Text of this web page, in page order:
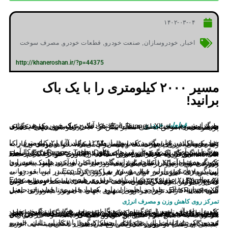
۱۴۰۲-۰۳-۰۴
اخبار , خودروسازان, صنعت خودرو, قطعات خودرو, مصرف سوخت
http://khaneroshan.ir/?p=44375
مسیر ۲۰۰۰ کیلومتری را با یک باک
برانید!
به گزارشقطعات خودرو به نقل از اقتصادآنلاین، یک خودروی هیدروژنی جدید موسوم به Eco-Runner XII در فکر شکستن رکورد جهانی طولانی‌ترین مسافت طی شده با یک باک هیدروژن، بدون سوخت‌گیری مجدد است تا موفق به طی مسیر بیش از ۲۰۰۰ کیلومتری تنها با یک باک پر شود.
خودرویی را در نظر بگیرید که بیش از ۱۲۴۲ مایل (۲۰۰۰ کیلومتر) را با تنها یک باک پر از سوخت هیدروژنی طی می‌کند. آیا این موضوع، یک تغییر خوشایند برای جهانی که با چالش‌های تغییرات آب و هوایی و نیاز به راه حل‌های انرژی پایدار دست و پنجه نرم می‌کند، نخواهد بود؟
به گزارش آی‌ای، درنوردیدن مرزهای فناوری‌های در حوزه انرژی کارآمد، هدفی است که یک گروه موسوم به Eco-Runner Team Delft را نیرو می‌دهد، گروهی که هدف آن ثبت یک رکورد جهانی جدید برای یک وسیله نقلیه هیدروژنی است که دورترین مسافت را بدون سوخت‌گیری مجدد طی کند. این گروه به تازگی آخرین نسخه از فناوری خود را با نام Eco-Runner XII عرضه کرده است.
یک گروه شامل ۲۳ دانشجو از دانشگاه صنعتی دلفت در هلند، پشت این پروژه هستند. آنها هر سال سعی می‌کنند طراحی و آیرودینامیک خودروی کوچک شهری خود را که با موتور هیدروژنی کار می‌کند، بهبود ببخشند تا رکوردی تازه از خود برجای بگذارند.
این گروه با نمونه اولیه خود موسوم به Eco-Runner I در مسابقه جهانی بهینه سازی انرژی در سال ۲۰۰۵ شرکت کرد. سپس این خودرو به پیمایش ۵۵۷ کیلومتر در ازای هر لیتر هیدروژن رسید.
در سال ۲۰۲۲ دومین نسخه از این خودروی هیدروژنی موسوم به Eco-Runner XI به عدد ۳۳۹۶ کیلومتر به ازای هر لیتر دست یافت و همچنین رکورد جهانی طولانی‌ترین مسافت طی شده با یک وسیله نقلیه هیدروژنی را با رانندگی بدون توقف به مدت ۳۶ ساعت و طی کردن ۱۱۹۶ کیلومتر به ثبت رساند.
گروه سازنده این خودرو اطمینان دارد که با خودروی جدید خود یعنی Eco-Runner XII، طراحی خود را بهبود بخشیده است تا اطمینان حاصل شود که به کارآمدترین خودروی شهری جهان با موتور هیدروژنی تبدیل شده است.
تمرکز روی کاهش وزن و مصرف انرژی
یکی از اهداف مهم این گروه در هنگام توسعه جدیدترین نسخه خود، کاهش وزن آن تا حد امکان بود. مصرف انرژی در هنگام رانندگی به طور مستقیم با جرم خودرو مرتبط است. در وب‌سایت این گروه آمده است: بخش طراحی بدنه روی ایجاد یک پوسته ایرودینامیک و یک ساختار حمل بار متمرکز شده است که تا حد امکان سبک باشد. استفاده از فیبر کربن به جای قطعات فولادی که معمولاً تولید می‌شوند، کلید کاهش وزن این خودرو است. میله‌های تعلیق و سیستم فرمان چند نمونه از مواردی هستند که به کاهش جرم کلی این خودرو کمک کرده‌اند.
محدود کردن تلفات انرژی داخلی جنبه دیگری از کارایی این خودرو است. این تلفات شامل مقاومت، اصطکاک هوا و همچنین تلفاتی است که هنگام تبدیل هیدروژن به الکتریسیته یا تبدیل الکتریسیته به انرژی جنبشی (حرکت) در موتور الکتریکی رخ می‌دهد.